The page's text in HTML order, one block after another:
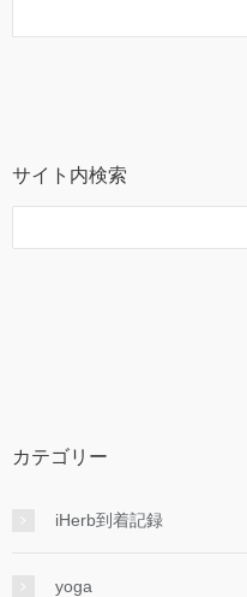
サイト内検索
カテゴリー
iHerb到着記録
yoga